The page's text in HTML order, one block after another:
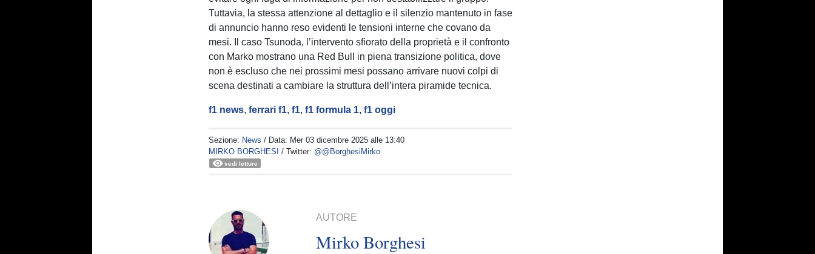
Tuttavia, la stessa attenzione al dettaglio e il silenzio mantenuto in fase
di annuncio hanno reso evidenti le tensioni interne che covano da
mesi. Il caso Tsunoda, l’intervento sfiorato della proprietà e il confronto
con Marko mostrano una Red Bull in piena transizione politica, dove
non è escluso che nei prossimi mesi possano arrivare nuovi colpi di
scena destinati a cambiare la struttura dell’intera piramide tecnica.
f1 news,ferrari f1,f1,f1 formula 1,f1 oggi
Sezione: News / Data: Mer 03 dicembre 2025 alle 13:40
MIRKO BORGHESI
/ Twitter: @@BorghesiMirko
vedi letture
AUTORE
Mirko Borghesi